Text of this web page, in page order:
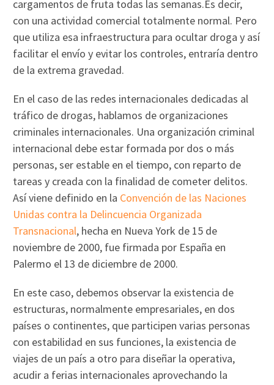
cargamentos de fruta todas las semanas.Es decir,
con una actividad comercial totalmente normal. Pero
que utiliza esa infraestructura para ocultar droga y así
facilitar el envío y evitar los controles, entraría dentro
de la extrema gravedad.
En el caso de las redes internacionales dedicadas al
tráfico de drogas, hablamos de organizaciones
criminales internacionales. Una organización criminal
internacional debe estar formada por dos o más
personas, ser estable en el tiempo, con reparto de
tareas y creada con la finalidad de cometer delitos.
Así viene definido en la Convención de las Naciones
Unidas contra la Delincuencia Organizada
Transnacional, hecha en Nueva York de 15 de
noviembre de 2000, fue firmada por España en
Palermo el 13 de diciembre de 2000.
En este caso, debemos observar la existencia de
estructuras, normalmente empresariales, en dos
países o continentes, que participen varias personas
con estabilidad en sus funciones, la existencia de
viajes de un país a otro para diseñar la operativa,
acudir a ferias internacionales aprovechando la